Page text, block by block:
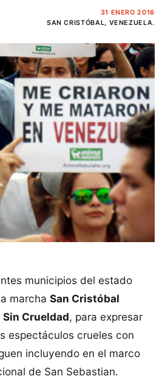
31 ENERO 2016
SAN CRISTÓBAL, VENEZUELA.
municipios del estado
marcha San Cristóbal
Sin Crueldad, para expresar
espectáculos crueles con
incluyendo en el marco
de San Sebastian.